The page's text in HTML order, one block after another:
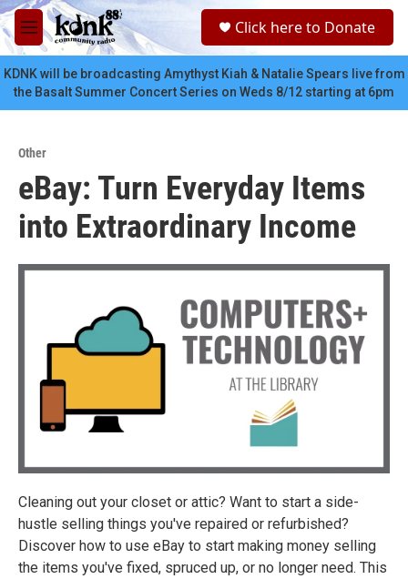
Skip to main content
M
e
n
u
c
Click here to Donate
KDNK will be broadcasting Amythyst Kiah & Natalie Spears live from
the Basalt Summer Concert Series on Weds 8/12 starting at 6pm
Other
eBay: Turn Everyday Items
into Extraordinary Income
Cleaning out your closet or attic? Want to start a side-
hustle selling things you've repaired or refurbished?
Discover how to use eBay to start making money selling
the items you've fixed, spruced up, or no longer need. This